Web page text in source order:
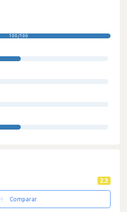
100/100
2.3
Comparar